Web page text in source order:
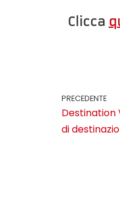
Clicca
PRECEDENTE
Destination
di